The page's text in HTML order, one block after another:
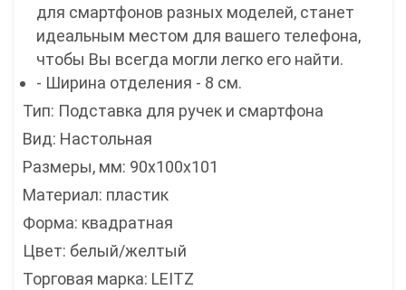
для смартфонов разных моделей, станет
идеальным местом для вашего телефона,
чтобы Вы всегда могли легко его найти.
- Ширина отделения - 8 см.
Тип: Подставка для ручек и смартфона
Вид: Настольная
Размеры, мм: 90x100x101
Материал: пластик
Форма: квадратная
Цвет: белый/желтый
Торговая марка: LEITZ